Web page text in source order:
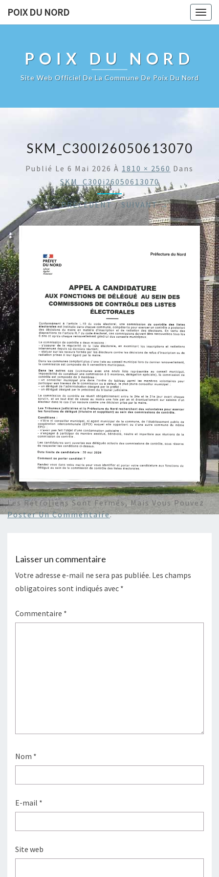
POIX DU NORD
POIX DU NORD
Site Web Officiel De La Commune De Poix Du Nord
SKM_C300I26050613070
Publié Le 6 Mai 2026 À 1810 × 2560 Dans
SKM_C300i26050613070
← PRÉCÉDENT/SUIVANT →
Les Rétroliens Sont Fermés, Mais Vous Pouvez
Poster Un Commentaire.
Laisser un commentaire
Votre adresse e-mail ne sera pas publiée. Les champs
obligatoires sont indiqués avec *
Commentaire *
Nom *
E-mail *
Site web